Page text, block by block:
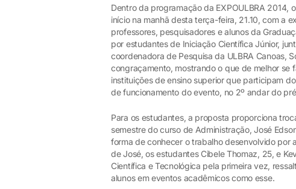
Dentro da programação da EXPOULBRA 2014,
início na manhã desta terça-feira, 21.10, com a
professores, pesquisadores e alunos da
por estudantes de Iniciação Científica Júnior,
coordenadora de Pesquisa da ULBRA Canoas,
congraçamento, mostrando o que de melhor se
instituições de ensino superior que participam
de funcionamento do evento, no 2º andar do
Para os estudantes, a proposta proporciona
semestre do curso de Administração, José
forma de conhecer o trabalho desenvolvido por
de José, os estudantes Cibele Thomaz, 25, e
Científica e Tecnológica pela primeira vez,
alunos em eventos acadêmicos como esse.